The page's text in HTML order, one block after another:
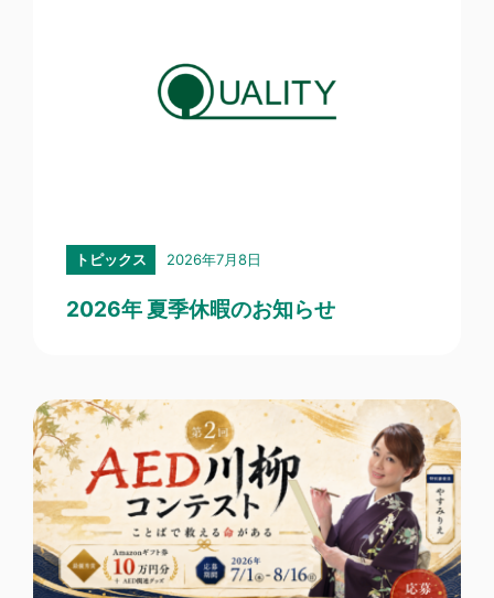
トピックス 2026年7月8日
2026年 夏季休暇のお知らせ